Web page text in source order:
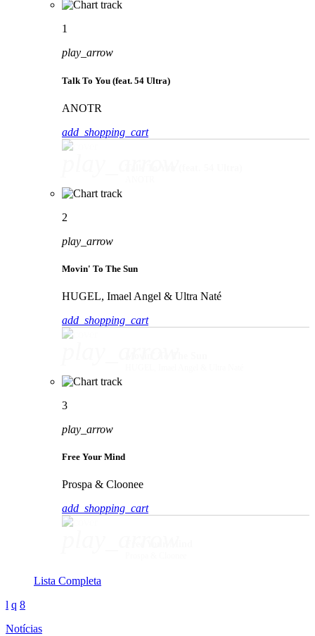
1
play_arrow
Talk To You (feat. 54 Ultra)
ANOTR
add_shopping_cart
2
play_arrow
Movin' To The Sun
HUGEL, Imael Angel & Ultra Naté
add_shopping_cart
3
play_arrow
Free Your Mind
Prospa & Cloonee
add_shopping_cart
Lista Completa
Notícias